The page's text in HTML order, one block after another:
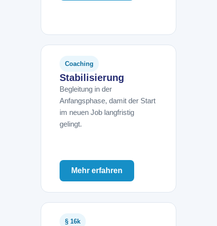
Coaching
Stabilisierung
Begleitung in der
Anfangsphase, damit der Start
im neuen Job langfristig
gelingt.
Mehr erfahren
§ 16k